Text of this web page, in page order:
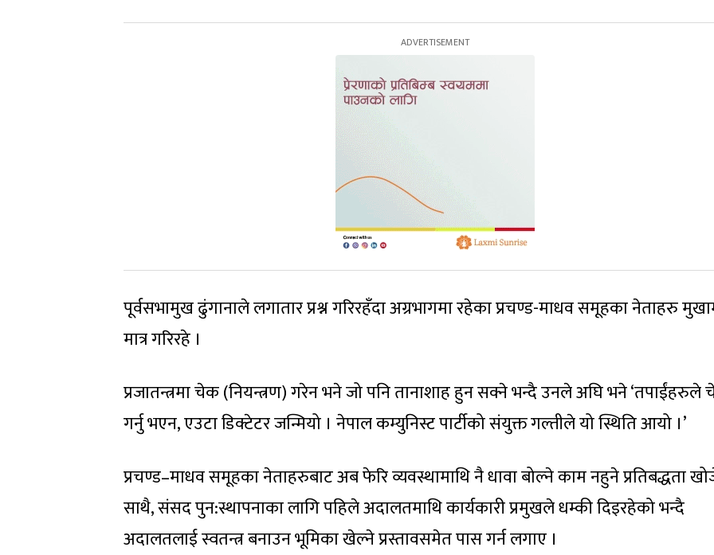
पूर्वसभामुख ढुंगानाले लगातार प्रश्न गरिरहँदा अग्रभागमा रहेका प्रचण्ड-माधव समूहका नेताहरु
मात्र गरिरहे ।
प्रजातन्त्रमा चेक (नियन्त्रण) गरेन भने जो पनि तानाशाह हुन सक्ने भन्दै उनले अघि भने
गर्नु भएन, एउटा डिक्टेटर जन्मियो । नेपाल कम्युनिस्ट पार्टीको संयुक्त गल्तीले यो स्थिति आयो ।’
प्रचण्ड–माधव समूहका नेताहरुबाट अब फेरि व्यवस्थामाथि नै धावा बोल्ने काम नहुने प्रतिबद्धता
साथै, संसद पुन:स्थापनाका लागि पहिले अदालतमाथि कार्यकारी प्रमुखले धम्की दिइरहेको भन्दै
अदालतलाई स्वतन्त्र बनाउन भूमिका खेल्ने प्रस्तावसमेत पास गर्न लगाए ।